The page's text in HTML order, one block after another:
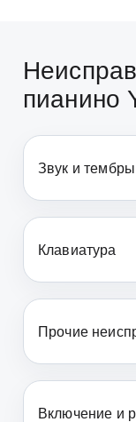
пианино
Звук и тембры
Клавиатура
Прочие
Включение и